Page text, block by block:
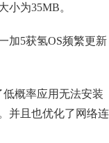
小为35MB。
概率应用无法安装
并且也优化了网络连